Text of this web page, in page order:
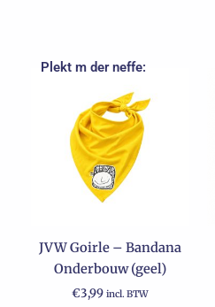
Plekt m der neffe:
JVW Goirle – Bandana
Onderbouw (geel)
€3,99 incl. BTW